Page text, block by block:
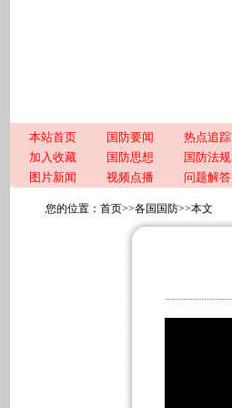
本站首页 国防要闻 热点追踪
加入收藏
国防思想 国防法规
图片新闻
视频点播 问题解答
您的位置： 首页>>各国国防>>本文